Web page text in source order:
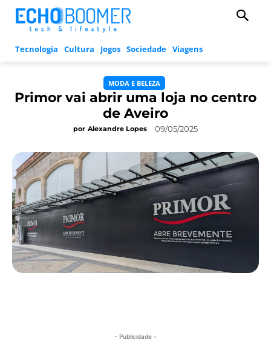
Tecnologia Cultura Jogos Sociedade Viagens
MODA E BELEZA
Primor vai abrir uma loja no centro
de Aveiro
por Alexandre Lopes 09/05/2025
- Publicidade -